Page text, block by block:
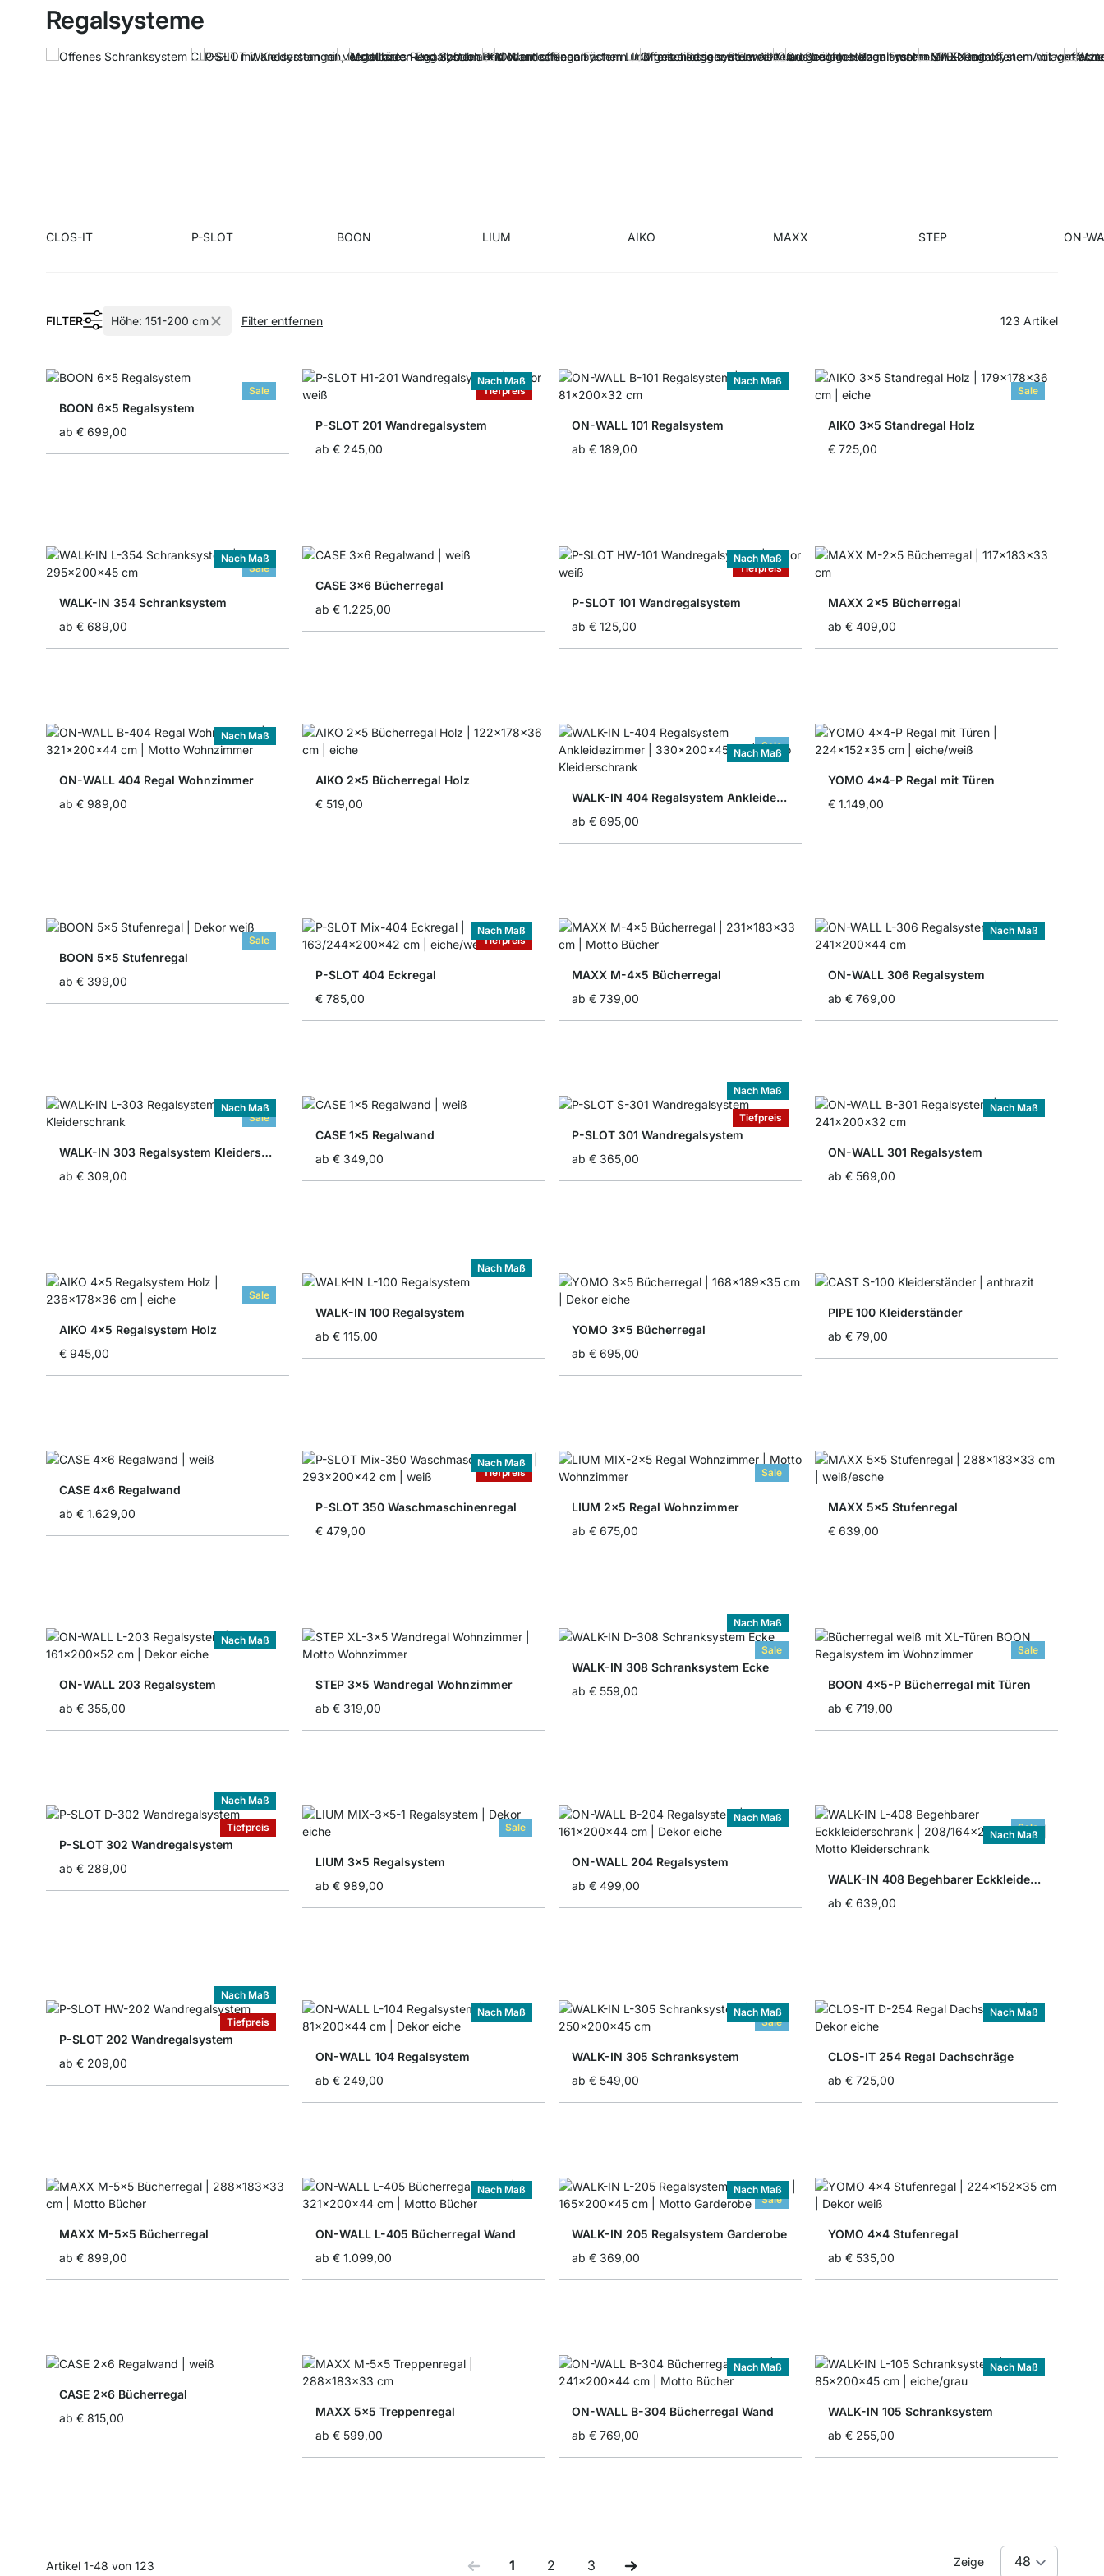
Regalsysteme
CLOS-IT P-SLOT BOON LIUM AIKO MAXX STEP ON-
FILTER Höhe: 151-200 cm Filter entfernen 123 Artikel
Sale
BOON 6x5 Regalsystem
ab € 699,00
Tiefpreis
Nach Maß
P-SLOT 201 Wandregalsystem
ab € 245,00
Nach Maß
ON-WALL 101 Regalsystem
ab € 189,00
Sale
AIKO 3x5 Standregal Holz
€ 725,00
Sale
Nach Maß
WALK-IN 354 Schranksystem
ab € 689,00
CASE 3x6 Bücherregal
ab € 1.225,00
Tiefpreis
Nach Maß
P-SLOT 101 Wandregalsystem
ab € 125,00
MAXX 2x5 Bücherregal
ab € 409,00
Nach Maß
ON-WALL 404 Regal Wohnzimmer
ab € 989,00
AIKO 2x5 Bücherregal Holz
€ 519,00
Sale
Nach Maß
WALK-IN 404 Regalsystem Ankleidezimmer
ab € 695,00
YOMO 4x4-P Regal mit Türen
€ 1.149,00
Sale
BOON 5x5 Stufenregal
ab € 399,00
Tiefpreis
Nach Maß
P-SLOT 404 Eckregal
€ 785,00
MAXX M-4x5 Bücherregal
ab € 739,00
Nach Maß
ON-WALL 306 Regalsystem
ab € 769,00
Sale
Nach Maß
WALK-IN 303 Regalsystem Kleiderschrank
ab € 309,00
CASE 1x5 Regalwand
ab € 349,00
Tiefpreis
Nach Maß
P-SLOT 301 Wandregalsystem
ab € 365,00
Nach Maß
ON-WALL 301 Regalsystem
ab € 569,00
Sale
AIKO 4x5 Regalsystem Holz
€ 945,00
Nach Maß
WALK-IN 100 Regalsystem
ab € 115,00
YOMO 3x5 Bücherregal
ab € 695,00
PIPE 100 Kleiderständer
ab € 79,00
CASE 4x6 Regalwand
ab € 1.629,00
Tiefpreis
Nach Maß
P-SLOT 350 Waschmaschinenregal
€ 479,00
Sale
LIUM 2x5 Regal Wohnzimmer
ab € 675,00
MAXX 5x5 Stufenregal
€ 639,00
Nach Maß
ON-WALL 203 Regalsystem
ab € 355,00
STEP 3x5 Wandregal Wohnzimmer
ab € 319,00
Sale
Nach Maß
WALK-IN 308 Schranksystem Ecke
ab € 559,00
Sale
BOON 4x5-P Bücherregal mit Türen
ab € 719,00
Tiefpreis
Nach Maß
P-SLOT 302 Wandregalsystem
ab € 289,00
Sale
LIUM 3x5 Regalsystem
ab € 989,00
Nach Maß
ON-WALL 204 Regalsystem
ab € 499,00
Sale
Nach Maß
WALK-IN 408 Begehbarer Eckkleiderschrank
ab € 639,00
Tiefpreis
Nach Maß
P-SLOT 202 Wandregalsystem
ab € 209,00
Nach Maß
ON-WALL 104 Regalsystem
ab € 249,00
Sale
Nach Maß
WALK-IN 305 Schranksystem
ab € 549,00
Nach Maß
CLOS-IT 254 Regal Dachschräge
ab € 725,00
MAXX M-5x5 Bücherregal
ab € 899,00
Nach Maß
ON-WALL L-405 Bücherregal Wand
ab € 1.099,00
Sale
Nach Maß
WALK-IN 205 Regalsystem Garderobe
ab € 369,00
YOMO 4x4 Stufenregal
ab € 535,00
CASE 2x6 Bücherregal
ab € 815,00
MAXX 5x5 Treppenregal
ab € 599,00
Nach Maß
ON-WALL B-304 Bücherregal Wand
ab € 769,00
Nach Maß
WALK-IN 105 Schranksystem
ab € 255,00
Artikel 1-48 von 123 Sie lesen gerade Seite
1 Seite
2 Seite
3 Zeige